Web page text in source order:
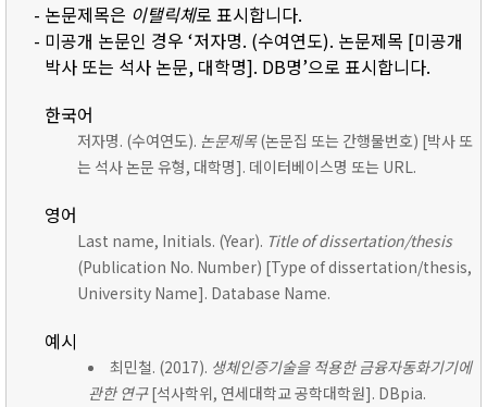
- 논문제목은 이탤릭체로 표시합니다.
- 미공개 논문인 경우 ‘저자명. (수여연도). 논문제목 [미공개
박사 또는 석사 논문, 대학명]. DB명’으로 표시합니다.
한국어
저자명. (수여연도). 논문제목(논문집 또는 간행물번호) [박사 또
는 석사 논문 유형, 대학명]. 데이터베이스명 또는 URL.
영어
Last name, Initials. (Year). Title of dissertation/thesis
(Publication No. Number) [Type of dissertation/thesis,
University Name]. Database Name.
예시
최민철. (2017). 생체인증기술을 적용한 금융자동화기기에
관한 연구[석사학위, 연세대학교 공학대학원]. DBpia.